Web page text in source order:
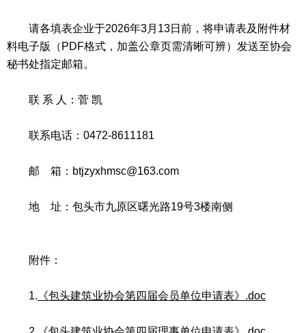
请各填表企业于2026年3月13日前，将申请表及附件材
料电子版（PDF格式，加盖公章页需清晰可辨）发送至协会
秘书处指定邮箱。
联 系 人：菅 凯
联系电话：0472-8611181
邮 箱：btjzyxhmsc@163.com
地 址：包头市九原区曙光路19号3楼南侧
附件：
1. 《包头建筑业协会第四届会员单位申请表》.doc